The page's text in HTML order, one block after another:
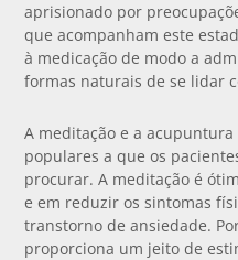
aprisionado por
que acompanham este
à medicação de modo a
formas naturais de se lidar
A meditação e a
populares a que os
procurar. A meditação é
e em reduzir os sintomas
transtorno de ansiedade.
proporciona um jeito de